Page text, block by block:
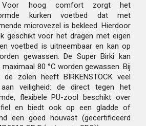
Voor hoog comfort zorgt het
kurken voetbed dat met
microvezel is bekleed. Hierdoor
geschikt voor het dragen met eigen
voetbed is uitneembaar en kan op
gewassen. De Super Birki kan
80 °C worden gewassen. Bij
zolen heeft BIRKENSTOCK veel
veiligheid: de direct tegen het
flexibele PU-zool beschikt over
en biedt ook op een gladde of
een goed houvast (gecertificeerd